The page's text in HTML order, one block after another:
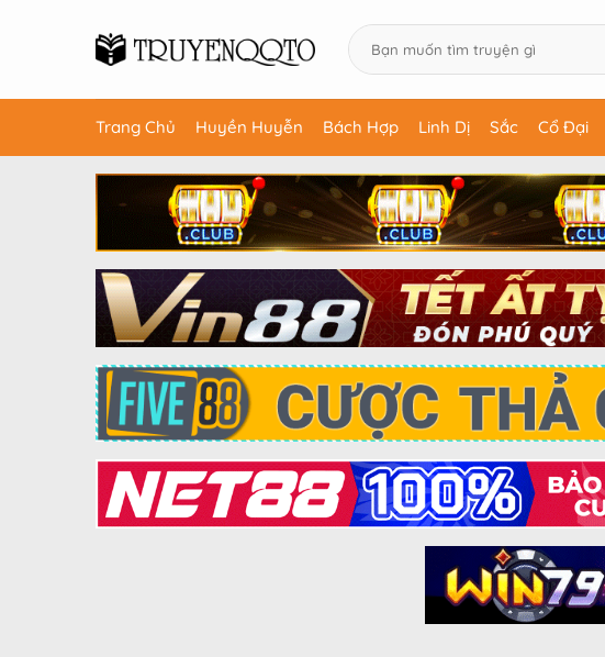
Trang Chủ Huyền Huyễn Bách Hợp Linh Dị Sắc Cổ Đại